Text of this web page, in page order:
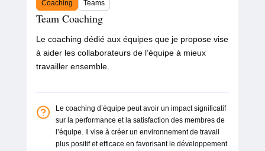
Coaching Teams
Team Coaching
Le coaching dédié aux équipes que je propose vise
à aider les collaborateurs de l’équipe à mieux
travailler ensemble.
Le coaching d’équipe peut avoir un impact significatif
sur la performance et la satisfaction des membres de
l’équipe. Il vise à créer un environnement de travail
plus positif et efficace en favorisant le développement